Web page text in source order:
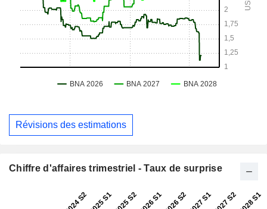
Révisions des estimations
Chiffre d'affaires trimestriel - Taux de surprise